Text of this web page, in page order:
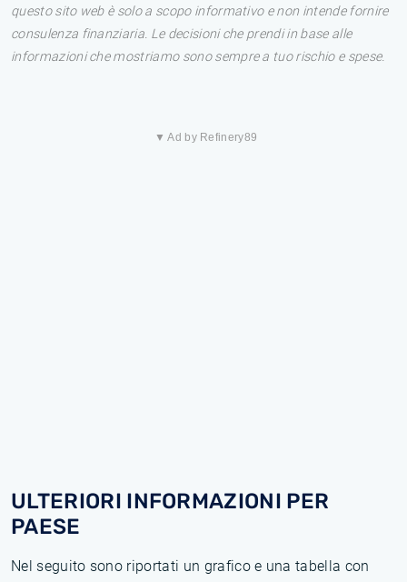
questo sito web è solo a scopo informativo e non intende fornire
consulenza finanziaria. Le decisioni che prendi in base alle
informazioni che mostriamo sono sempre a tuo rischio e spese.
▼ Ad by Refinery89
ULTERIORI INFORMAZIONI PER
PAESE
Nel seguito sono riportati un grafico e una tabella con